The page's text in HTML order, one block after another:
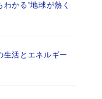
かる“地球が熱く
生活とエネルギー